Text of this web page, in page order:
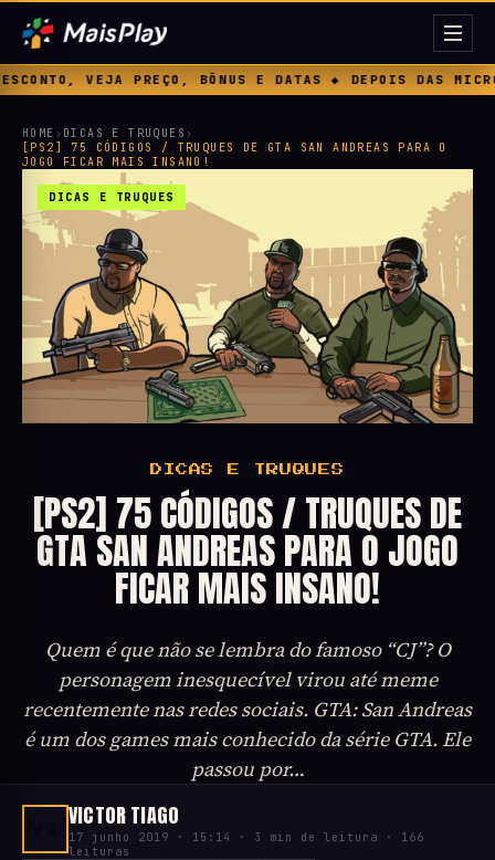
E DATAS ◆ DEPOIS DAS MICROTRANSAÇÕES, A EA
HOME › DICAS E TRUQUES ›
[PS2] 75 CÓDIGOS / TRUQUES DE GTA SAN ANDREAS PARA O
JOGO FICAR MAIS INSANO!
DICAS E TRUQUES
DICAS E TRUQUES
[PS2] 75 CÓDIGOS / TRUQUES DE
GTA SAN ANDREAS PARA O JOGO
FICAR MAIS INSANO!
Quem é que não se lembra do famoso “CJ”? O
personagem inesquecível virou até meme
recentemente nas redes sociais. GTA: San Andreas
é um dos games mais conhecido da série GTA. Ele
passou por…
VICTOR TIAGO
17 junho 2019 · 15:14 · 3 min de leitura · 166
leituras